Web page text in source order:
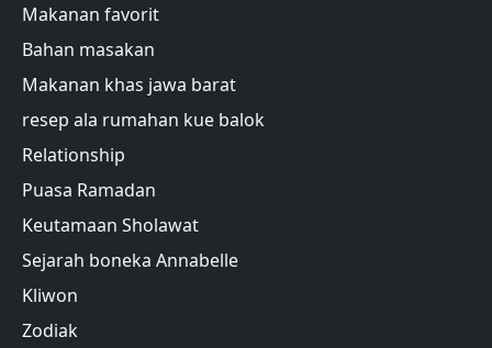
Makanan favorit
Bahan masakan
Makanan khas jawa barat
resep ala rumahan kue balok
Relationship
Puasa Ramadan
Keutamaan Sholawat
Sejarah boneka Annabelle
Kliwon
Zodiak